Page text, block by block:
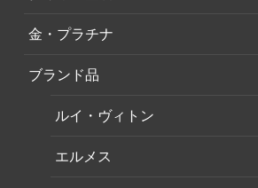
金・プラチナ
ブランド品
ルイ・ヴィトン
エルメス